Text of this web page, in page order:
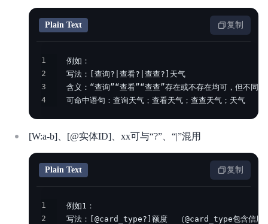
Plain Text 复制
1
2
3
4
  可命中语句：查询天气；查看天气；查查天气；天气
[W:a-b]、[@实体ID]、xx可与“?”、“|”混用
Plain Text 复制
1
2